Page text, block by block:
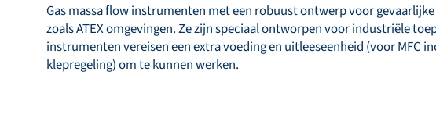
Gas massa flow instrumenten met een robuust ontwerp voor
zoals ATEX omgevingen. Ze zijn speciaal ontworpen voor industriële
instrumenten vereisen een extra voeding en uitleeseenheid (voor MFC
klepregeling) om te kunnen werken.